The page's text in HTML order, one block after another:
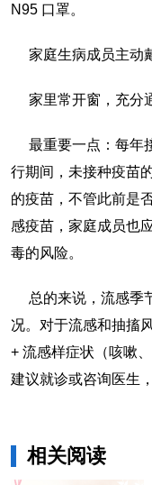
N95 口罩。
家庭生病成员主动
家里常开窗，充分
最重要一点：每年
行期间，未接种疫苗
的疫苗，不管此前是
感疫苗，家庭成员也
毒的风险。
总的来说，流感季
况。对于流感和抽搐
+ 流感样症状（咳嗽
建议就诊或咨询医生
相关阅读